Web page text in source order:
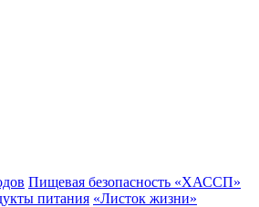
Пищевая безопасность «ХАССП»
питания «Листок жизни»